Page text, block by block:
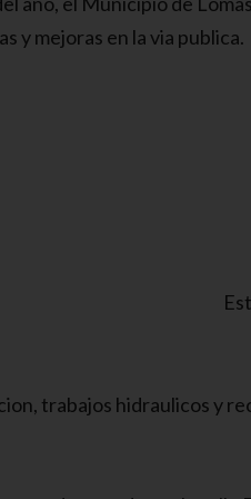
y mejoras en la via publica.
trabajos hidraulicos y